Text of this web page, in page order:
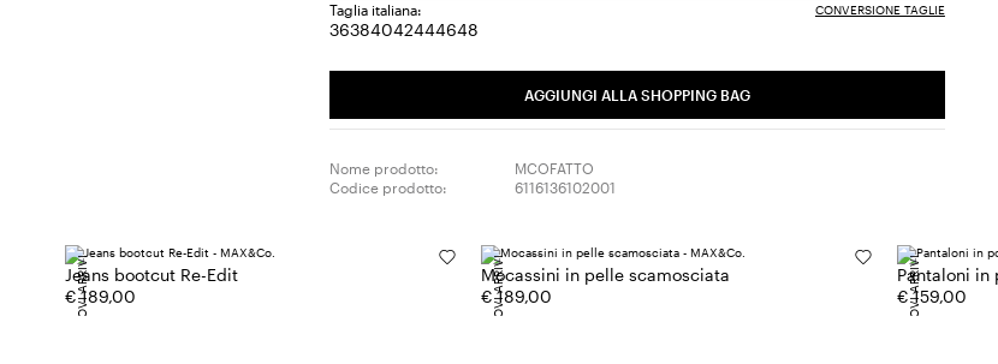
Taglia italiana: CONVERSIONE TAGLIE
36Taglia:
38Taglia:
40Taglia:
42Taglia:
44Taglia:
46Taglia:
48Taglia:
AGGIUNGI ALLA SHOPPING BAG
Nome prodotto:
MCOFATTO
Codice prodotto:
6116136102001
Jeans bootcut Re-Edit
€ 189,00
NUOVI ARRIVI
Mocassini in pelle scamosciata
€ 189,00
NUOVI ARRIVI
Pantaloni in
€ 159,00
NUOVI ARRIVI